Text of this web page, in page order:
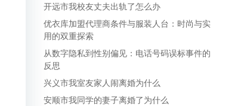
开远市我校友丈夫出轨了怎么办
优衣库加盟代理商条件与服装人台：时尚与实
用的双重探索
从数字隐私到性别偏见：电话号码误标事件的
反思
兴义市我室友家人闹离婚为什么
安顺市我同学的妻子离婚了为什么